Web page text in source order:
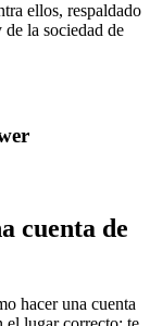
ellos, respaldado
de la sociedad de
cuenta de
hacer una cuenta